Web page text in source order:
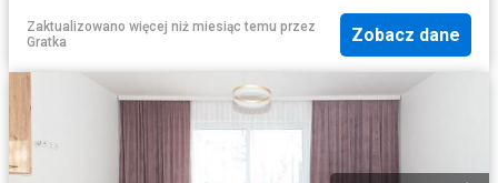
Zaktualizowano więcej niż miesiąc temu przez
Gratka
Zobacz dane